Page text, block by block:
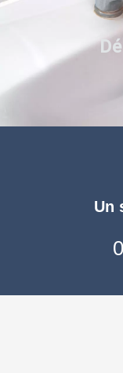
Un